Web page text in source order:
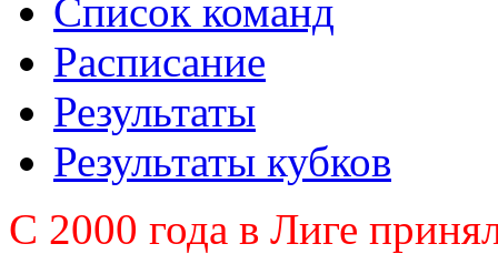
Список команд
Расписание
Результаты
Результаты кубков
C 2000 года в Лиге